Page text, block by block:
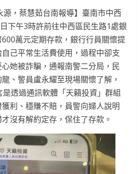
源，蔡慧茹台南報導】臺南市中西
下午3時許前往中西區民生路1處銀
萬元定期存款，銀行行員關懷提
己平常生活費使用，過程中卻支
她被詐騙，通報南警二分局，民
、警員盧永耀至現場關懷了解，
透過通訊軟體「天籟投資」群組
利、穩賺不賠，員警向婦人說明
才沒有解約定存，保住了存款。